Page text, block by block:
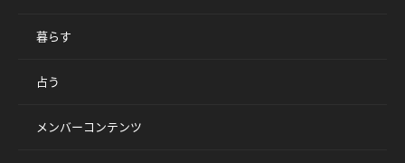
暮らす
占う
メンバーコンテンツ